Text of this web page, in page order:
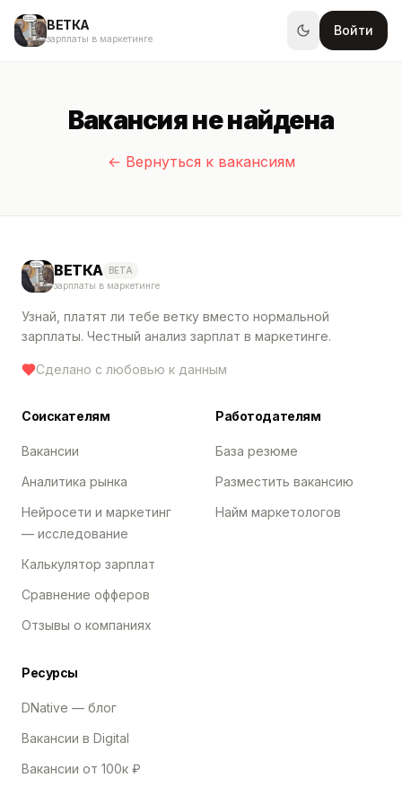
ВЕТКА
зарплаты в маркетинге
Войти
Вакансия не найдена
← Вернуться к вакансиям
ВЕТКА BETA
зарплаты в маркетинге
Узнай, платят ли тебе ветку вместо нормальной
зарплаты. Честный анализ зарплат в маркетинге.
Сделано с любовью к данным
Соискателям
Вакансии
Аналитика рынка
Нейросети и маркетинг
— исследование
Калькулятор зарплат
Сравнение офферов
Отзывы о компаниях
Работодателям
База резюме
Разместить вакансию
Найм маркетологов
Ресурсы
DNative — блог
Вакансии в Digital
Вакансии от 100к ₽